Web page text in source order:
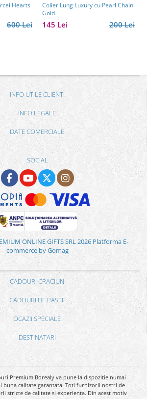
Hearts
600 Lei
Colier Lung Luxury cu Pearl Chain
Gold
200 Lei
145 Lei
INFO UTILE CLIENTI
INFO LEGALE
DATE COMERCIALE
SOCIAL
ONLINE GIFTS SRL 2026 Platforma E-
commerce by Gomag
CADOURI CRACIUN
CADOURI DE PASTE
OCAZII SPECIALE
DESTINATARI
Premium Borealy va pune la dispozitie numai
buna calitate garantata. Toti furnizorii nostri de
stricte de calitate si experienta. Din acest motiv